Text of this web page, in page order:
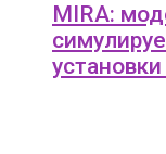
MIRA: